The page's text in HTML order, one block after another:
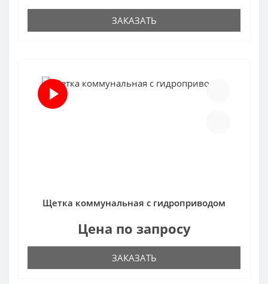
ЗАКАЗАТЬ
Щетка коммунальная с гидроприводом
Цена по запросу
ЗАКАЗАТЬ